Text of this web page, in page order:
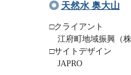
天然水 奥大山
□クライアント
江府町地域振興（
□サイトデザイン
JAPRO